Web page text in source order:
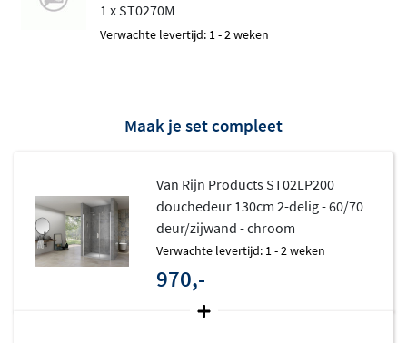
Verkrijgbaar in verschillende
afmetingen en kleuren
Hierdoor past de deur perfect bij jouw gewenste
1 x ST0270M
Verwachte levertijd: 1 - 2 weken
Maak je set compleet
Van Rijn Products ST02LP200
douchedeur 130cm 2-delig - 60/70
deur/zijwand - chroom
Verwachte levertijd: 1 - 2 weken
970,-